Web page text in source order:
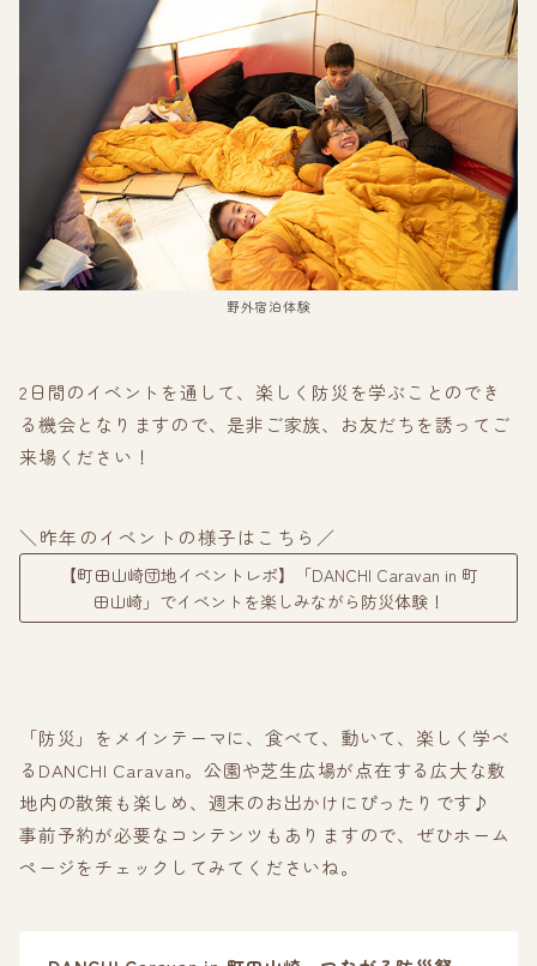
野外宿泊体験
2日間のイベントを通して、楽しく防災を学ぶことのでき
る機会となりますので、是非ご家族、お友だちを誘ってご
来場ください！
＼昨年のイベントの様子はこちら／
【町田山崎団地イベントレポ】「DANCHI Caravan in 町
田山崎」でイベントを楽しみながら防災体験！
「防災」をメインテーマに、食べて、動いて、楽しく学べ
るDANCHI Caravan。公園や芝生広場が点在する広大な敷
地内の散策も楽しめ、週末のお出かけにぴったりです♪
事前予約が必要なコンテンツもありますので、ぜひホーム
ページをチェックしてみてくださいね。